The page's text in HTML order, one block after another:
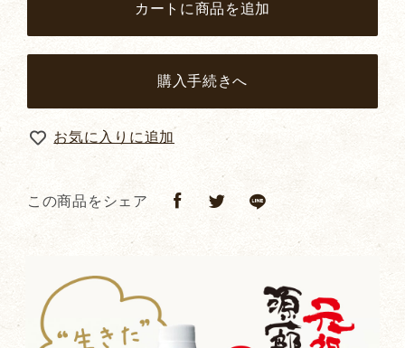
カートに商品を追加
購入手続きへ
お気に入りに追加
この商品をシェア